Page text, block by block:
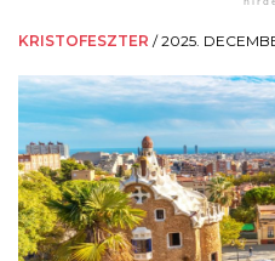
KRISTOFESZTER /2025.